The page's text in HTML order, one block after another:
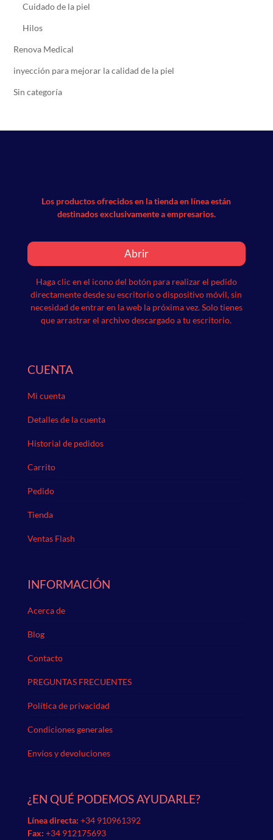
Cuidado de la piel
Hilos
Renova Medical
inyección para mejorar la calidad de la piel
Sin categoría
Los productos ofrecidos en la tienda en línea están
destinados exclusivamente a empresarios.
Abrir
Haga clic en el icono del botón para realizar el pedido
directamente desde su escritorio o dispositivo móvil, sin
necesidad de entrar en la web la próxima vez.Solo tienes
que arrastrar el archivo descargado a tu escritorio.
CUENTA
Mi cuenta
Detalles de la cuenta
Historial de pedidos
Carrito
Pedido
Tienda
Ventas Flash
INFORMACIÓN
Acerca de
Blog
Contacto
PREGUNTAS FRECUENTES
Política de privacidad
Condiciones generales
Envíos y devoluciones
¿EN QUÉ PODEMOS AYUDARLE?
Línea directa: +34 910961392
Fax: +34 912175693